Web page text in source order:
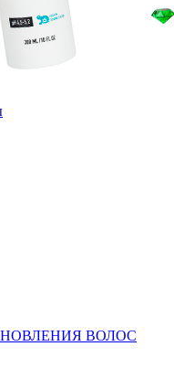
ВОЛОС